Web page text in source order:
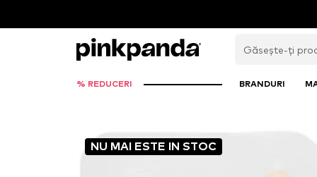
% REDUCERI BRANDURI
NU MAI ESTE IN STOC